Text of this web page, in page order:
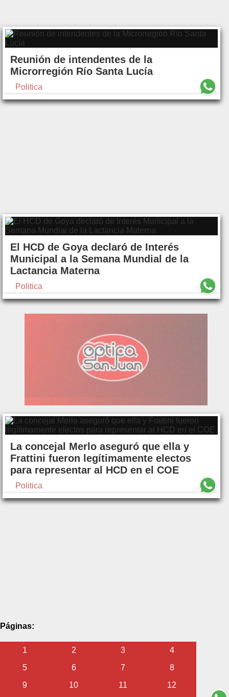
Reunión de intendentes de la
Microrregión Río Santa Lucía
Politica
El HCD de Goya declaró de Interés
Municipal a la Semana Mundial de la
Lactancia Materna
Politica
La concejal Merlo aseguró que ella y
Frattini fueron legítimamente electos
para representar al HCD en el COE
Politica
Páginas:
1 2 3
4
5
6 7
8
9
10 11 12